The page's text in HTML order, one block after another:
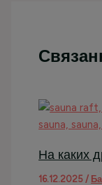
На каких
16.12.2025 /